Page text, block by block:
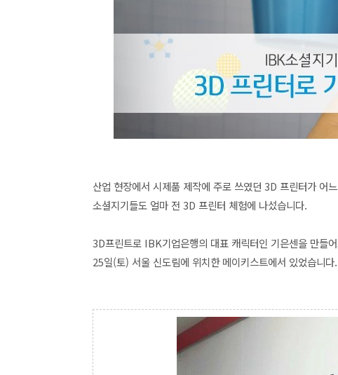
산업 현장에서 시제품 제작에 주로 쓰였던 3D 프린터가 어
소셜지기들도 얼마 전 3D 프린터 체험에 나섰습니다.
3D프린트로 IBK기업은행의 대표 캐릭터인 기은센을 만들
25일(토) 서울 신도림에 위치한 메이키스트에서 있었습니다.